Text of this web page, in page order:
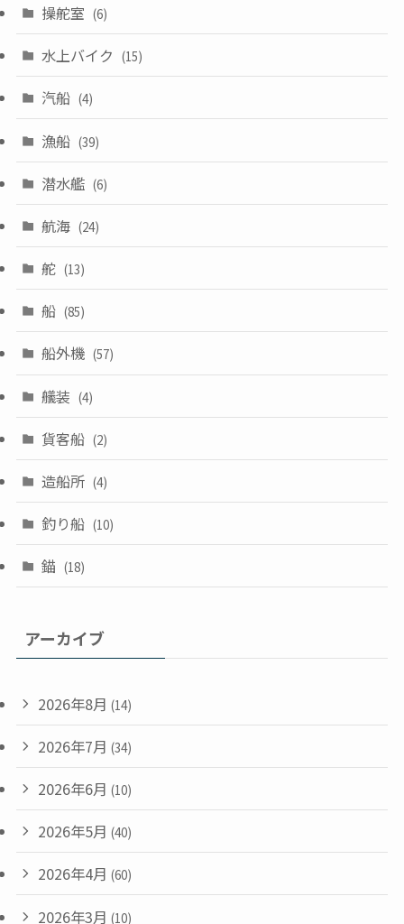
操舵室 (6)
水上バイク (15)
汽船 (4)
漁船 (39)
潜水艦 (6)
航海 (24)
舵 (13)
船 (85)
船外機 (57)
艤装 (4)
貨客船 (2)
造船所 (4)
釣り船 (10)
錨 (18)
アーカイブ
2026年8月 (14)
2026年7月 (34)
2026年6月 (10)
2026年5月 (40)
2026年4月 (60)
2026年3月 (10)